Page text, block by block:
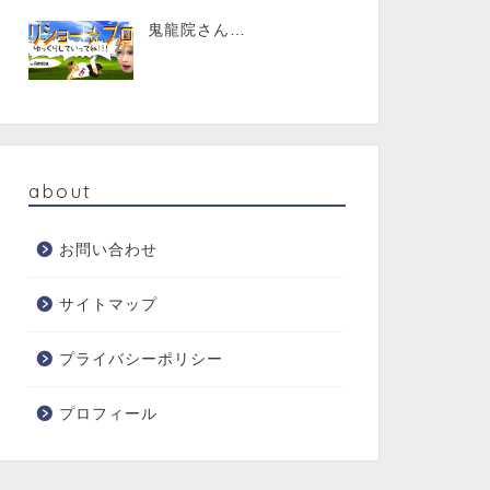
鬼龍院さん…
about
お問い合わせ
サイトマップ
プライバシーポリシー
プロフィール